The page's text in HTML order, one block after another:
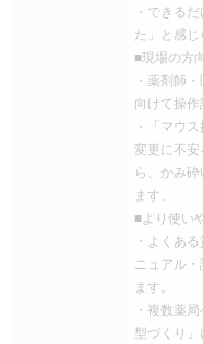
・できる
た」と感じ
■現場の方
・薬剤師
向けて操作
・「マウ
変更に不
ら、かみ
ます。
■より使い
・よくあ
ニュアル
ます。
・複数薬
型づくり」